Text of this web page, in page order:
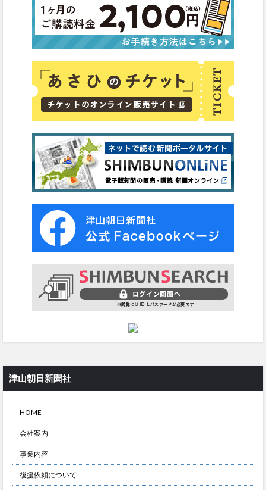
津山朝日新聞社
HOME
会社案内
事業内容
後援依頼について